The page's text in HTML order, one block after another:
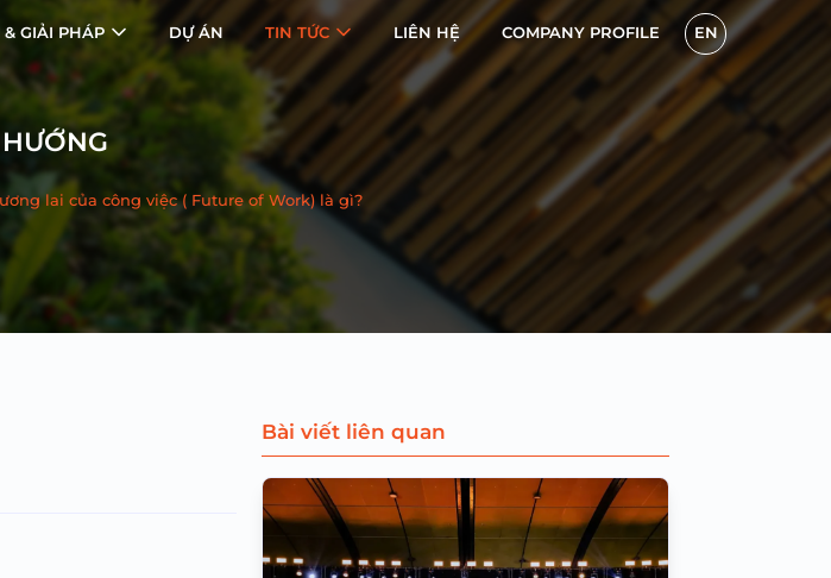
GIẢI PHÁP DỰ ÁN TIN TỨC LIÊN HỆ COMPANY PROFILE EN
lai của công việc ( Future of Work) là gì?
Bài viết liên quan